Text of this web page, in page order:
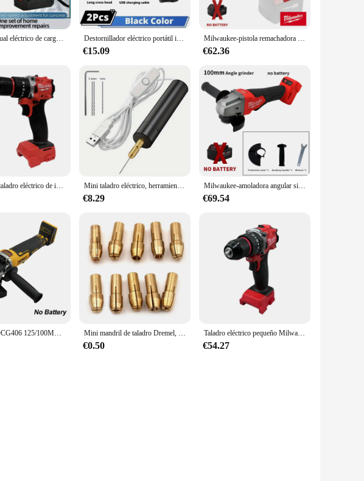
and lightweight build make it easy to handle and maneuver, reducing the
addition to any toolbox. The drill is designed to be user-friendly, with a
vendors, suppliers, and individuals looking for a reliable set that can handle a
seeking a comprehensive solution for their drilling needs.
Taladro manual eléctrico de carga, herramientas de taladro de pistola para el hogar, destornillador eléctrico multifuncional con batería de litio sin escobillas Destornillador eléctrico portátil inalámbrico 47 en 1, destornillador recargable giratorio de 90 grados con LED para herramientas de bricolaje de oficina en casa
€15.09
Milwaukee-pistola remachadora eléctrica inalámbrica, herramienta de remachado sin escobillas con luz LED para batería Milwaukee de 18V, 4,8 MM, nueva
€62.36
Milwaukee-taladro eléctrico de impacto sin escobillas, herramientas eléctricas de 18V, 150N.m, 18V, uso en equipo de decoración Mini taladro eléctrico, herramienta de tallado de carpintería, ajuste de velocidad de 3 velocidades, 5000RPM-18000RPM, destornillador de manitas de velocidad ajustable
€8.29
Milwaukee-amoladora angular sin escobillas de frenado, 100mm/125mm, 3 engranajes, M14, pulido eléctrico inalámbrico, herramientas eléctricas de corte de velocidad Variable
€69.54
DEWALT DCG406 125/100MM amoladora angular inalámbrica sin escobillas 20V herramientas eléctricas 9000RPM Maglev amoladora angular de carga de corte de Metal Mini mandril de taladro Dremel, adaptador de 10 piezas, 0,5mm-3,2mm, Micro pinza de latón para herramienta rotativa eléctrica
€0.50
Taladro eléctrico pequeño Milwaukee, taladro de impacto inalámbrico sin escobillas de 150N.m para equipo de decoración, utiliza herramienta eléctrica con batería Milwaukee de 18V
€54.27